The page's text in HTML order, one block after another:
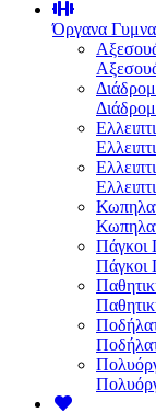
Όργανα
Πάγκοι
Πάγκοι